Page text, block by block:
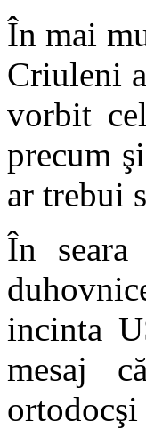
În mai
Criuleni
vorbit
precum
ar trebui
În
incinta
mesaj